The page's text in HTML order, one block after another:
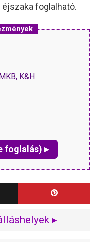
foglalható.
K&H
foglalás) ▸
▸